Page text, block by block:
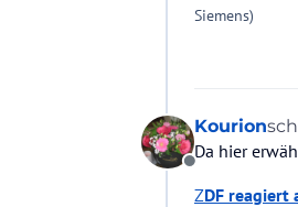
Siemens)
Offline
Kourion
Da hier
ZDF reagiert